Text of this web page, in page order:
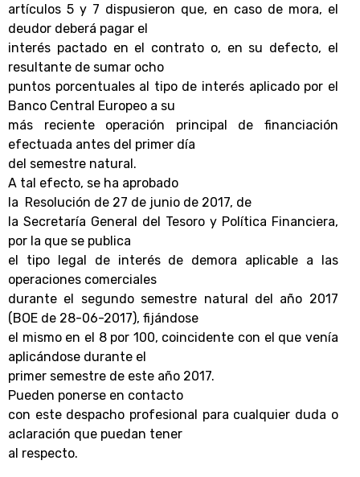
artículos 5 y 7 dispusieron que, en caso de mora, el
deudor deberá pagar el
interés pactado en el contrato o, en su defecto, el
resultante de sumar ocho
puntos porcentuales al tipo de interés aplicado por el
Banco Central Europeo a su
más reciente operación principal de financiación
efectuada antes del primer día
del semestre natural.
A tal efecto, se ha aprobado
la Resolución de 27 de junio de 2017, de
la Secretaría General del Tesoro y Política Financiera,
por la que se publica
el tipo legal de interés de demora aplicable a las
operaciones comerciales
durante el segundo semestre natural del año 2017
(BOE de 28-06-2017), fijándose
el mismo en el 8 por 100, coincidente con el que venía
aplicándose durante el
primer semestre de este año 2017.
Pueden ponerse en contacto
con este despacho profesional para cualquier duda o
aclaración que puedan tener
al respecto.